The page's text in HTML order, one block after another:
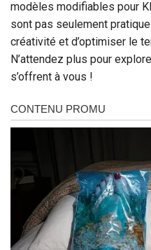
modèles modifiables pour
sont pas seulement
créativité et d’optimiser le
N’attendez plus pour
s’offrent à vous !